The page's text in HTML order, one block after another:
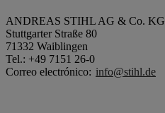
ANDREAS STIHL AG & Co. KG
Stuttgarter Straße 80
71332 Waiblingen
Tel.: +49 7151 26-0
Correo electrónico: info@stihl.de